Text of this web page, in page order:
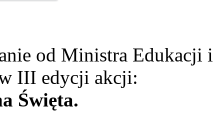
od Ministra Edukacji i
III edycji akcji:
Święta.